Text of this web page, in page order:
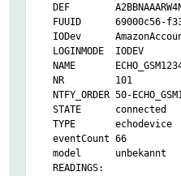
DEF
FUUID 69000c56-f33f-
IODev
LOGINMODE IODEV
NAME
NR 101
NTFY_ORDER 50-
STATE connected
TYPE echodevice
eventCount 66
model unbekannt
READINGS: